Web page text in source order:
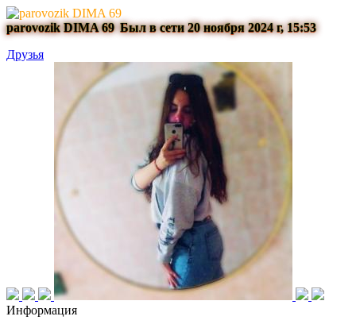
parovozik DIMA 69Был в сети 20 ноября 2024 г, 15:53
Друзья
Информация